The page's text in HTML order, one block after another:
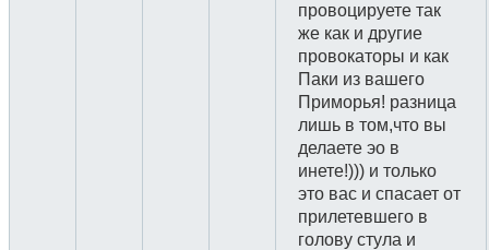
провоцируете так
же как и другие
провокаторы и как
Паки из вашего
Приморья! разница
лишь в том,что вы
делаете эо в
инете!))) и только
это вас и спасает от
прилетевшего в
голову стула и